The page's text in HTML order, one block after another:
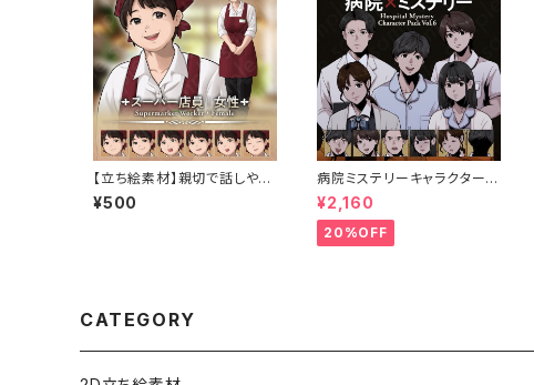
【立ち絵素材】親切で話しやす
いスーパー店員の女性キャラ
クター・ふくよかな体型・表情7
¥500
病院ミステリーキャラクター5
体セットの立ち絵素材｜医師・
看護師・患者・受付
¥2,160
20%OFF
CATEGORY